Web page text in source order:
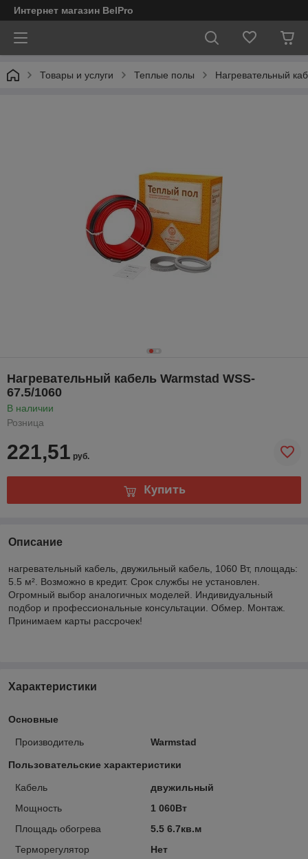
Интернет магазин BelPro
Товары и услуги Теплые полы Нагревательный
Нагревательный кабель Warmstad WSS-
67.5/1060
В наличии
Розница
221,51 руб.
Купить
Описание
нагревательный кабель, двужильный кабель, 1060 Вт, площадь:
5.5 м². Возможно в кредит. Срок службы не установлен.
Огромный выбор аналогичных моделей. Индивидуальный
подбор и профессиональные консультации. Обмер. Монтаж.
Принимаем карты рассрочек!
Характеристики
Основные
Производитель Warmstad
Пользовательские характеристики
Кабель
двужильный
Мощность
1 060Вт
Площадь обогрева
5.5 6.7кв.м
Терморегулятор
Нет